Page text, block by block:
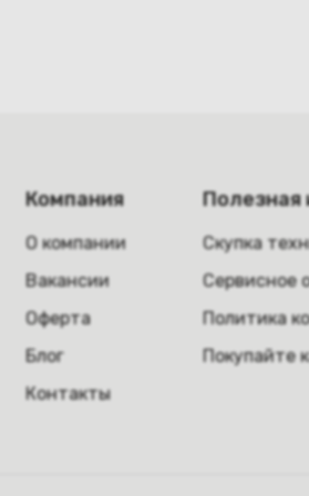
Компания
О компании
Вакансии
Оферта
Блог
Контакты
Полезная
Скупка
Сервисное
Политика
Покупайте